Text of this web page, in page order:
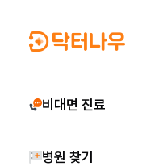
비대면 진료
병원 찾기